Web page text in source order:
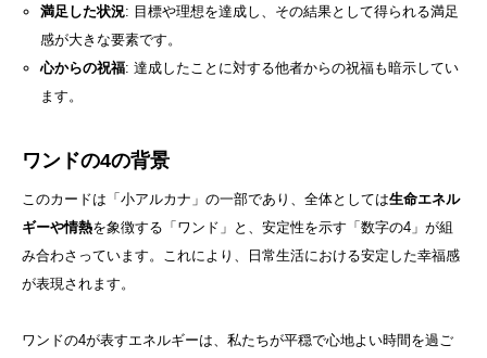
満足した状況: 目標や理想を達成し、その結果として得られる満足
感が大きな要素です。
心からの祝福: 達成したことに対する他者からの祝福も暗示してい
ます。
ワンドの4の背景
このカードは「小アルカナ」の一部であり、全体としては生命エネル
ギーや情熱を象徴する「ワンド」と、安定性を示す「数字の4」が組
み合わさっています。これにより、日常生活における安定した幸福感
が表現されます。
ワンドの4が表すエネルギーは、私たちが平穏で心地よい時間を過ご